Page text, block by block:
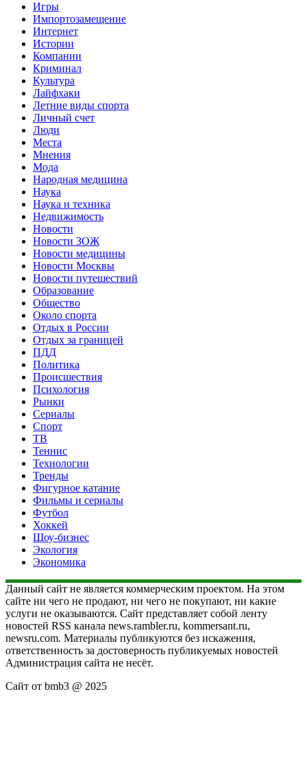
Игры
Импортозамещение
Интернет
Истории
Компании
Криминал
Культура
Лайфхаки
Летние виды спорта
Личный счет
Люди
Места
Мнения
Мода
Народная медицина
Наука
Наука и техника
Недвижимость
Новости
Новости ЗОЖ
Новости медицины
Новости Москвы
Новости путешествий
Образование
Общество
Около спорта
Отдых в России
Отдых за границей
ПДД
Политика
Происшествия
Психология
Рынки
Сериалы
Спорт
ТВ
Теннис
Технологии
Тренды
Фигурное катание
Фильмы и сериалы
Футбол
Хоккей
Шоу-бизнес
Экология
Экономика
Данный сайт не является коммерческим проектом. На этом
сайте ни чего не продают, ни чего не покупают, ни какие
услуги не оказываются. Сайт представляет собой ленту
новостей RSS канала news.rambler.ru, kommersant.ru,
newsru.com. Материалы публикуются без искажения,
ответственность за достоверность публикуемых новостей
Администрация сайта не несёт.
Сайт от bmb3 @ 2025